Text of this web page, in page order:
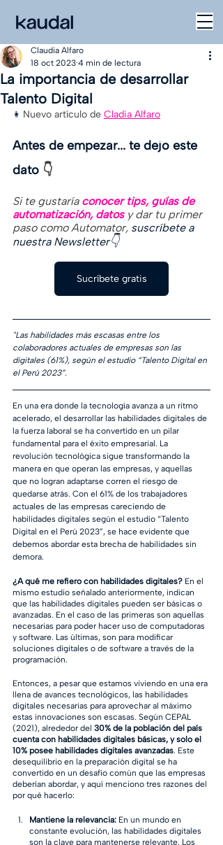
La importancia de desarrollar
Talento Digital
Claudia Alfaro
18 oct 2023 4 min de lectura
👩 Nuevo artículo de Cladia Alfaro
Antes de empezar... te dejo este
dato 👇
Si te gustaría conocer tips, guías de
automatización, datos y dar tu primer
paso como Automator, suscríbete a
nuestra Newsletter👇
Sucríbete gratis
"Las habilidades más escasas entre los
colaboradores actuales de empresas son las
digitales (61%), según el estudio “Talento Digital en
el Perú 2023”.
En una era donde la tecnología avanza a un ritmo
acelerado, el desarrollar las habilidades digitales de
la fuerza laboral se ha convertido en un pilar
fundamental para el éxito empresarial. La
revolución tecnológica sigue transformando la
manera en que operan las empresas, y aquellas
que no logran adaptarse corren el riesgo de
quedarse atrás. Con el 61% de los trabajadores
actuales de las empresas careciendo de
habilidades digitales según el estudio “Talento
Digital en el Perú 2023”, se hace evidente que
debemos abordar esta brecha de habilidades sin
demora.
¿A qué me refiero con habilidades digitales? En el
mismo estudio señalado anteriormente, indican
que las habilidades digitales pueden ser básicas o
avanzadas. En el caso de las primeras son aquellas
necesarias para poder hacer uso de computadoras
y software. Las últimas, son para modificar
soluciones digitales o de software a través de la
programación.
Entonces, a pesar que estamos viviendo en una era
llena de avances tecnológicos, las habilidades
digitales necesarias para aprovechar al máximo
estas innovaciones son escasas. Según CEPAL
(2021), alrededor del 30% de la población del país
cuenta con habilidades digitales básicas, y solo el
10% posee habilidades digitales avanzadas. Este
desequilibrio en la preparación digital se ha
convertido en un desafío común que las empresas
deberían abordar, y aquí menciono tres razones del
por qué hacerlo:
Mantiene la relevancia: En un mundo en
constante evolución, las habilidades digitales
son la clave para mantenerse relevante. Los